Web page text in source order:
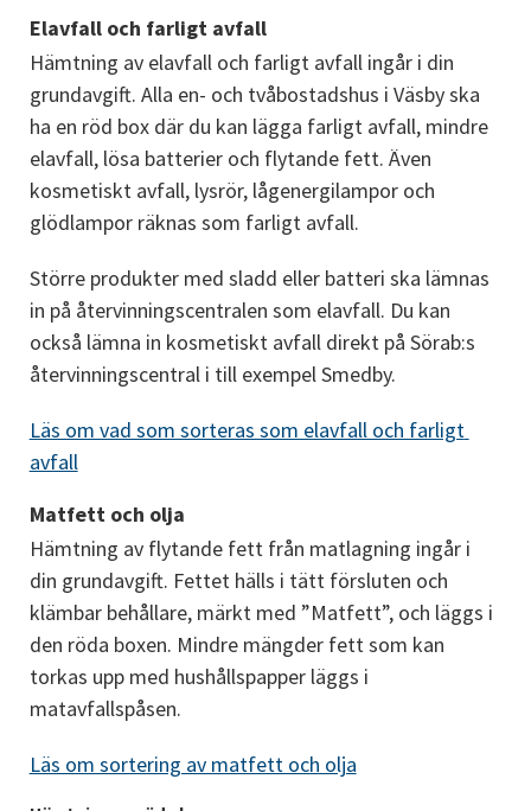
Elavfall och farligt avfall
Hämtning av elavfall och farligt avfall ingår i din
grundavgift. Alla en- och tvåbostadshus i Väsby ska
ha en röd box där du kan lägga farligt avfall, mindre
elavfall, lösa batterier och flytande fett. Även
kosmetiskt avfall, lysrör, lågenergilampor och
glödlampor räknas som farligt avfall.
Större produkter med sladd eller batteri ska lämnas
in på återvinningscentralen som elavfall. Du kan
också lämna in kosmetiskt avfall direkt på Sörab:s
återvinningscentral i till exempel Smedby.
Läs om vad som sorteras som elavfall och farligt
avfall
Matfett och olja
Hämtning av flytande fett från matlagning ingår i
din grundavgift. Fettet hälls i tätt försluten och
klämbar behållare, märkt med ”Matfett”, och läggs i
den röda boxen. Mindre mängder fett som kan
torkas upp med hushållspapper läggs i
matavfallspåsen.
Läs om sortering av matfett och olja